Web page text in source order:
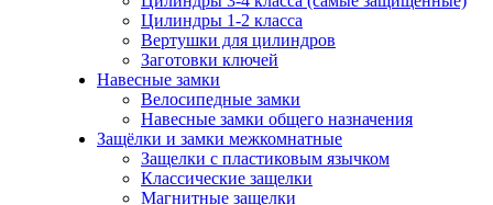
Цилиндры 1-2 класса
Вертушки для цилиндров
Заготовки ключей
Навесные замки
Велосипедные замки
Навесные замки общего назначения
Защёлки и замки межкомнатные
Защелки с пластиковым язычком
Классические защелки
Магнитные защелки